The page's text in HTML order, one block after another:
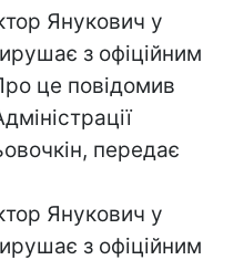
Янукович у
з офіційним
це повідомив
передає
Янукович у
з офіційним